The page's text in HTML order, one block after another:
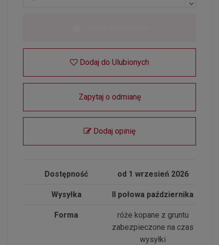
Dodaj do Ulubionych
Zapytaj o odmianę
Dodaj opinię
Dostępność od 1 wrzesień 2026
Wysyłka II połowa października
Forma
róże kopane z gruntu
zabezpieczone na czas
wysyłki